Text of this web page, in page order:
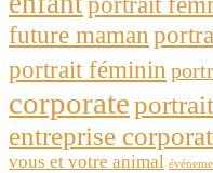
future maman
portrait féminin
corporate
entreprise
vous et votre animal